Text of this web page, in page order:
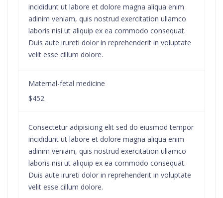
incididunt ut labore et dolore magna aliqua enim
adinim veniam, quis nostrud exercitation ullamco
laboris nisi ut aliquip ex ea commodo consequat.
Duis aute irureti dolor in reprehenderit in voluptate
velit esse cillum dolore.
Maternal-fetal medicine
$452
Consectetur adipisicing elit sed do eiusmod tempor
incididunt ut labore et dolore magna aliqua enim
adinim veniam, quis nostrud exercitation ullamco
laboris nisi ut aliquip ex ea commodo consequat.
Duis aute irureti dolor in reprehenderit in voluptate
velit esse cillum dolore.